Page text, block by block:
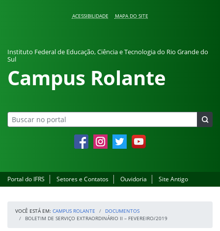
ACESSIBILIDADE MAPA DO SITE
Instituto Federal de Educação, Ciência e Tecnologia do Rio Grande do
Sul
Campus Rolante
FacebookInstagramTwitter YouTube
Portal do IFRS Setores e Contatos Ouvidoria Site Antigo
VOCÊ ESTÁ EM: CAMPUS ROLANTE
DOCUMENTOS
BOLETIM DE SERVIÇO EXTRAORDINÁRIO II – FEVEREIRO/2019